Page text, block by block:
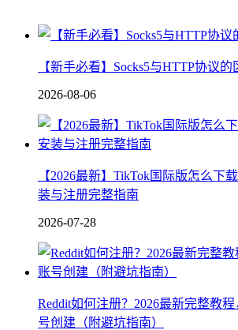
【新手必看】Socks5与HTTP协议的
2026-08-06
【2026最新】TikTok国际版怎么下
装与注册完整指南
2026-07-28
Reddit如何注册？2026最新完整教
号创建（附避坑指南）